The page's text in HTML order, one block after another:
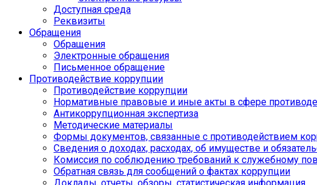
Доступная среда
Реквизиты
Обращения
Обращения
Электронные обращения
Письменное обращение
Противодействие коррупции
Противодействие коррупции
Нормативные правовые и иные акты в сфере
Антикоррупционная экспертиза
Методические материалы
Формы документов, связанные с противодействием
Сведения о доходах, расходах, об имуществе и
Комиссия по соблюдению требований к служебному
Обратная связь для сообщений о фактах коррупции